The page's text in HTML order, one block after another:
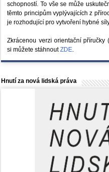
schopností. To vše se může
těmto principům vyplývajících z
je rozhodující pro vytvoření hybné
Zkrácenou verzi orientační
si můžete stáhnoutZDE.
Hnutí za nová lidská práva